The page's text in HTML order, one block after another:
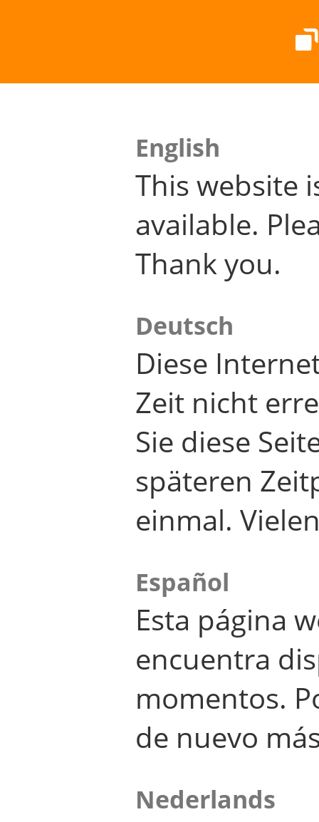
English
This website
available.
Thank you.
Deutsch
Diese
Zeit nicht
Sie diese
späteren
einmal.
Español
Esta página
encuentra
momentos.
de nuevo
Nederlands